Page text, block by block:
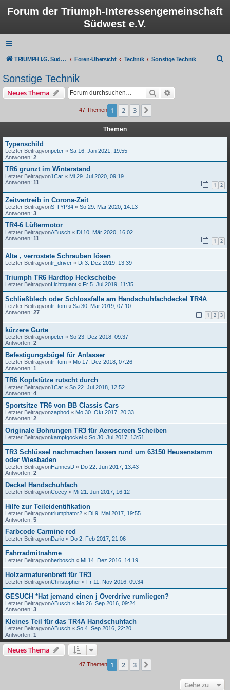
Forum der Triumph-Interessengemeinschaft
Südwest e.V.
TRIUMPH I.G. Südwest e.V. Foren-Übersicht Technik Sonstige Technik
Sonstige Technik
Neues Thema Suche
47 Themen 1 2 3
Themen
Typenschild
Letzter Beitragvonpeter « Sa 16. Jan 2021, 19:55
Antworten: 2
TR6 grunzt im Winterstand
Letzter Beitragvon1Car « Mi 29. Jul 2020, 09:19
Antworten: 11 1 2
Zeitvertreib in Corona-Zeit
Letzter BeitragvonS-TYP34 « So 29. Mär 2020, 14:13
Antworten: 3
TR4-6 Lüftermotor
Letzter BeitragvonABusch « Di 10. Mär 2020, 16:02
Antworten: 11 1 2
Alte , verrostete Schrauben lösen
Letzter Beitragvontr_driver « Di 3. Dez 2019, 13:39
Triumph TR6 Hardtop Heckscheibe
Letzter BeitragvonLichtquant « Fr 5. Jul 2019, 11:35
Schließblech oder Schlossfalle am Handschuhfachdeckel TR4A
Letzter Beitragvontr_tom « Sa 30. Mär 2019, 07:10
Antworten: 27 1 2 3
kürzere Gurte
Letzter Beitragvonpeter « So 23. Dez 2018, 09:37
Antworten: 2
Befestigungsbügel für Anlasser
Letzter Beitragvontr_tom « Mo 17. Dez 2018, 07:26
Antworten: 1
TR6 Kopfstütze rutscht durch
Letzter Beitragvon1Car « So 22. Jul 2018, 12:52
Antworten: 4
Sportsitze TR6 von BB Classis Cars
Letzter Beitragvonzaphod « Mo 30. Okt 2017, 20:33
Antworten: 2
Originale Bohrungen TR3 für Aeroscreen Scheiben
Letzter Beitragvonkampfgockel « So 30. Jul 2017, 13:51
TR3 Schlüssel nachmachen lassen rund um 63150 Heusenstamm
oder Wiesbaden
Letzter BeitragvonHannesD « Do 22. Jun 2017, 13:43
Antworten: 2
Deckel Handschuhfach
Letzter BeitragvonCocey « Mi 21. Jun 2017, 16:12
Hilfe zur Teileidentifikation
Letzter Beitragvontriumphator2 « Di 9. Mai 2017, 19:55
Antworten: 5
Farbcode Carmine red
Letzter BeitragvonDario « Do 2. Feb 2017, 21:06
Fahrradmitnahme
Letzter Beitragvonherbosch « Mi 14. Dez 2016, 14:19
Holzarmaturenbrett für TR3
Letzter BeitragvonChristopher « Fr 11. Nov 2016, 09:34
GESUCH *Hat jemand einen j Overdrive rumliegen?
Letzter BeitragvonABusch « Mo 26. Sep 2016, 09:24
Antworten: 3
Kleines Teil für das TR4A Handschuhfach
Letzter BeitragvonABusch « So 4. Sep 2016, 22:20
Antworten: 1
Neues Thema
47 Themen 1 2 3
Gehe zu